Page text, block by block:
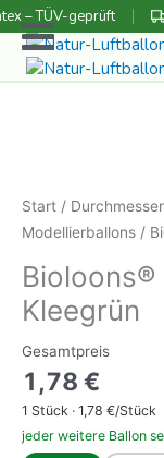
Zum
Inhalt
springen
– TÜV-geprüft
Start / Durchmesser
Modellierballons /
Kleegrün
Gesamtpreis
1,78 €
1 Stück · 1,78 €/Stück
jeder weitere Ballon